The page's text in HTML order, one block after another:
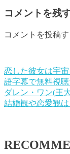
コメントを残
コメントを投稿
恋した彼女は宇
語字幕で無料視
ダレン・ワン(王
結婚観や恋愛観